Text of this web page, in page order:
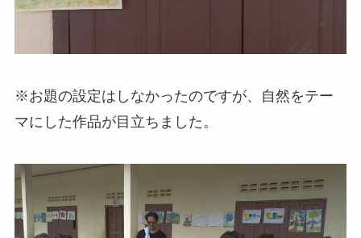
※お題の設定はしなかったのですが、自然をテー
マにした作品が目立ちました。